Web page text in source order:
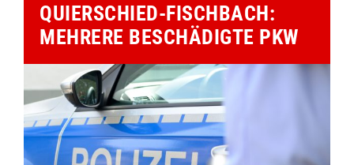
QUIERSCHIED-FISCHBACH:
MEHRERE BESCHÄDIGTE PKW